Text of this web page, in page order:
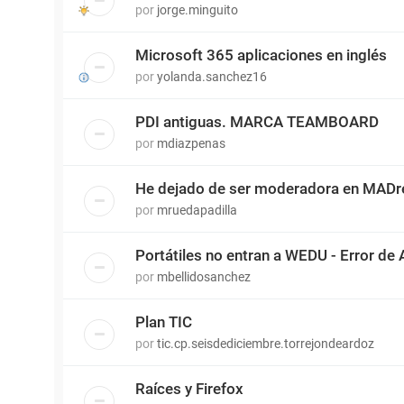
por jorge.minguito
Microsoft 365 aplicaciones en inglés
poryolanda.sanchez16
PDI antiguas. MARCA TEAMBOARD
por mdiazpenas
He dejado de ser moderadora en
por mruedapadilla
Portátiles no entran a WEDU - Error de
por mbellidosanchez
Plan TIC
portic.cp.seisdediciembre.torrejondeardoz
Raíces y Firefox